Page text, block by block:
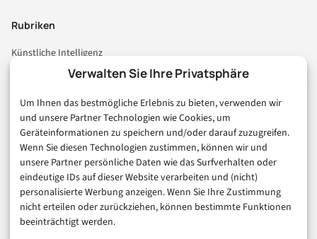
Verwalten Sie Ihre Privatsphäre
Um Ihnen das bestmögliche Erlebnis zu bieten, verwenden wir
und unsere Partner Technologien wie Cookies, um
Geräteinformationen zu speichern und/oder darauf zuzugreifen.
Wenn Sie diesen Technologien zustimmen, können wir und
unsere Partner persönliche Daten wie das Surfverhalten oder
eindeutige IDs auf dieser Website verarbeiten und (nicht)
personalisierte Werbung anzeigen. Wenn Sie Ihre Zustimmung
nicht erteilen oder zurückziehen, können bestimmte Funktionen
beeinträchtigt werden.
Rubriken
Künstliche Intelligenz
Technologie & IT
Consumer & Digital Life
Marketing
Finanzen & FinTech
Business & Karriere
Sicherheit & Recht
Digitalisierung
Marketing